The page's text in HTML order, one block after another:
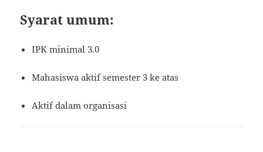
Syarat umum:
IPK minimal 3.0
Mahasiswa aktif semester 3 ke atas
Aktif dalam organisasi